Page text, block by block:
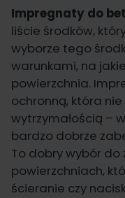
Impregnaty do
liście środków,
wyborze tego
warunkami, na
powierzchnia.
ochronną, która
wytrzymałością –
bardzo dobrze
To dobry wybór
powierzchniach,
ścieranie czy